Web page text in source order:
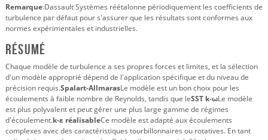
Remarque:Dassault Systèmes réétalonne périodiquement les coefficients de
turbulence par défaut pour s'assurer que les résultats sont conformes aux
normes expérimentales et industrielles.
Résumé
Chaque modèle de turbulence a ses propres forces et limites, et la sélection
d'un modèle approprié dépend de l'application spécifique et du niveau de
précision requis.Spalart-AllmarasLe modèle est un bon choix pour les
écoulements à faible nombre de Reynolds, tandis que leSST k-ωLe modèle
est plus polyvalent et peut gérer une plus large gamme de régimes
d'écoulement.k-ε réalisableCe modèle est adapté aux écoulements
complexes avec des caractéristiques tourbillonnaires ou rotatives. En tant